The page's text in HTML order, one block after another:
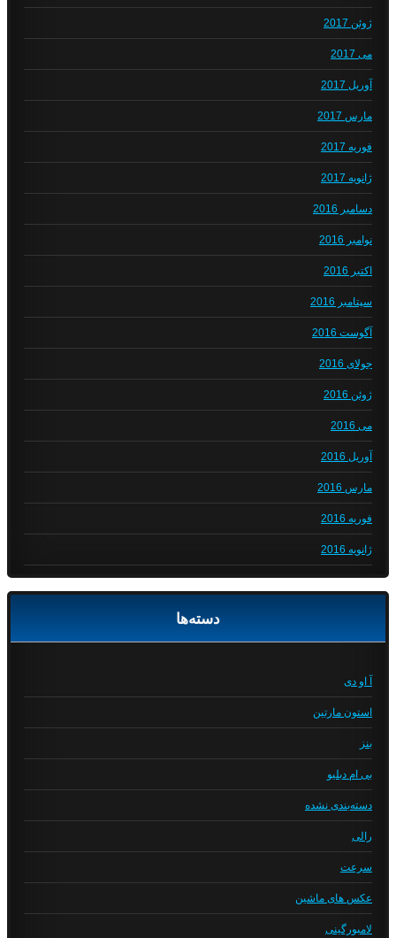
ژوئن 2017
می 2017
آوریل 2017
مارس 2017
فوریه 2017
ژانویه 2017
دسامبر 2016
نوامبر 2016
اکتبر 2016
سپتامبر 2016
آگوست 2016
جولای 2016
ژوئن 2016
می 2016
آوریل 2016
مارس 2016
فوریه 2016
ژانویه 2016
دسته‌ها
آ او دی
استون مارتین
بنز
بی ام دبلیو
دسته‌بندی نشده
رالی
سرعت
عکس های ماشین
لامبورگینی